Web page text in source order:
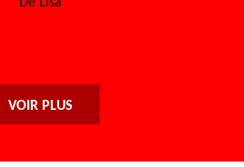
VOIR PLUS